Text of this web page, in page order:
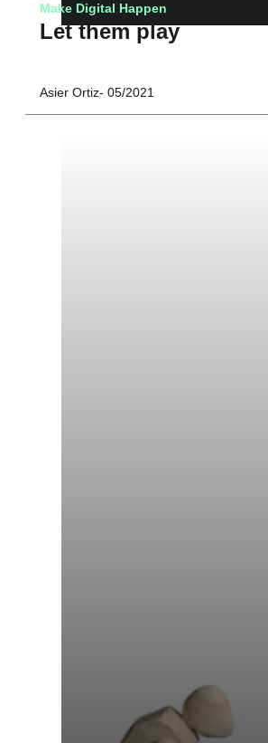
Make Digital Happen
Let them play
Asier Ortiz 05/2021